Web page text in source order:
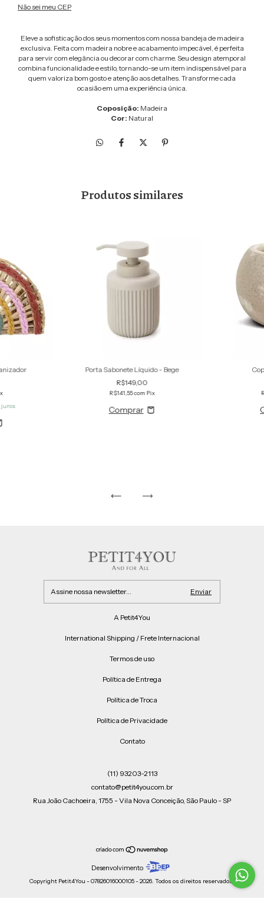
Não sei meu CEP
Eleve a sofisticação dos seus momentos com nossa bandeja de madeira
exclusiva. Feita com madeira nobre e acabamento impecável, é perfeita
para servir com elegância ou decorar com charme. Seu design atemporal
combina funcionalidade e estilo, tornando-se um item indispensável para
quem valoriza bom gosto e atenção aos detalhes. Transforme cada
ocasião em uma experiência única.
Coposição: Madeira
Cor: Natural
Produtos similares
juros
Porta Sabonete Líquido - Bege
R$149,00
R$141,55com Pix
A Petit4You
International Shipping / Frete Internacional
Termos de uso
Política de Entrega
Política de Troca
Política de Privacidade
Contato
(11) 93203-2113
contato@petit4you.com.br
Rua João Cachoeira, 1755 - Vila Nova Conceição, São Paulo - SP
Desenvolvimento
Copyright Petit4You - 07826016000105 - 2026. Todos os direitos reservados.